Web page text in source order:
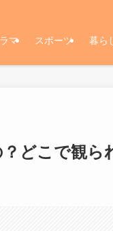
マ スポーツ 暮ら
どこで観ら